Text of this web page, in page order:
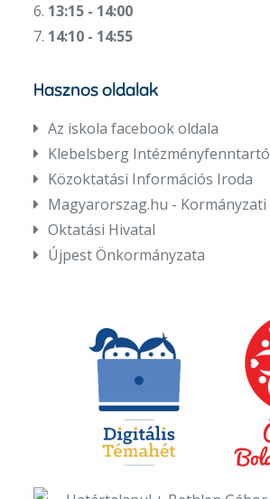
6. 13:15 - 14:00
7. 14:10 - 14:55
Hasznos oldalak
Az iskola facebook oldala
Klebelsberg
Közoktatási Információs Iroda
Magyarorszag.hu -
Oktatási Hivatal
Újpest Önkormányzata